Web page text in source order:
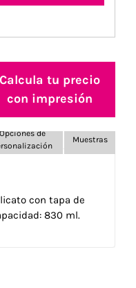
Calcula tu precio
con impresión
de
Muestras
con tapa de
830 ml.